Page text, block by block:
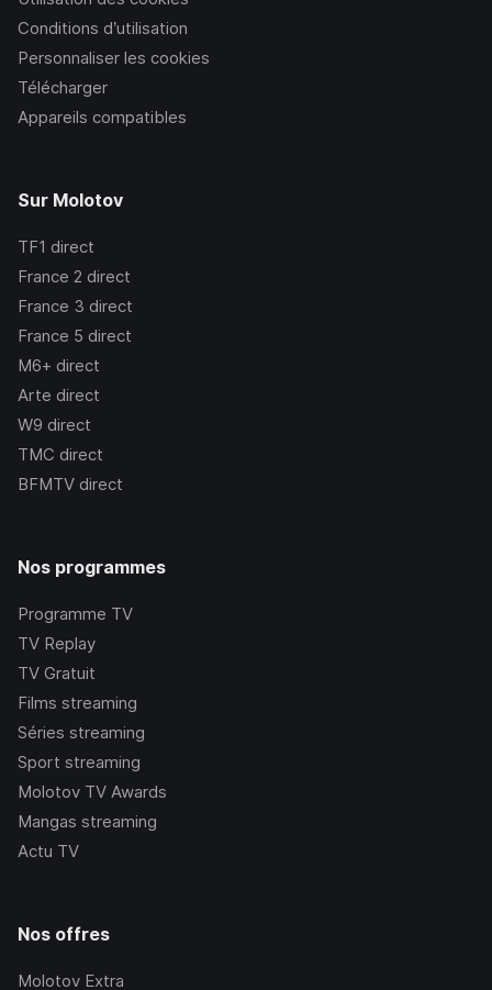
Conditions d’utilisation
Personnaliser les cookies
Télécharger
Appareils compatibles
Sur Molotov
TF1 direct
France 2 direct
France 3 direct
France 5 direct
M6+ direct
Arte direct
W9 direct
TMC direct
BFMTV direct
Nos programmes
Programme TV
TV Replay
TV Gratuit
Films streaming
Séries streaming
Sport streaming
Molotov TV Awards
Mangas streaming
Actu TV
Nos offres
Molotov Extra